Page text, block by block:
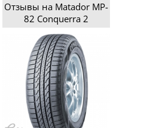
Отзывы на Matador МP-
82 Conquerra 2